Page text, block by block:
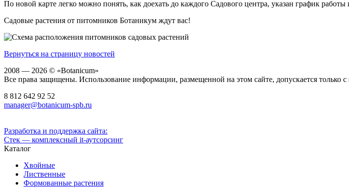
По новой карте легко можно понять, как доехать до каждого Садового центра, указан график
Садовые растения от питомников Ботаникум ждут вас!
Вернуться на страницу новостей
2008 — 2026 © «Botanicum»
Все права защищены. Использование информации, размещенной на этом сайте, допускается только
8 812 642 92 52
manager@botanicum-spb.ru
Разработка и поддержка сайта:
Стек — комплексный it-аутсорсинг
Каталог
Хвойные
Лиственные
Формованные растения